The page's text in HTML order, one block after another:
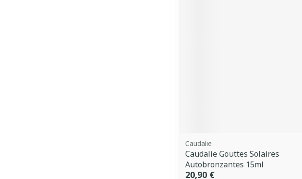
Caudalie
Caudalie Gouttes Solaires
Autobronzantes 15ml
20,90 €